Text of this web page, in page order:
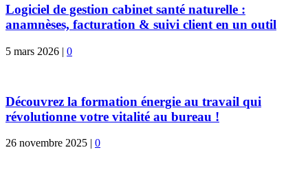
Logiciel de gestion cabinet santé naturelle :
anamnèses, facturation & suivi client en un outil
5 mars 2026 | 0
Découvrez la formation énergie au travail qui
révolutionne votre vitalité au bureau !
26 novembre 2025 | 0